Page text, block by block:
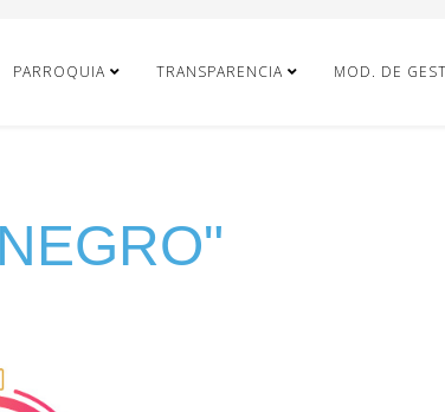
PARROQUIA TRANSPARENCIA MOD. DE